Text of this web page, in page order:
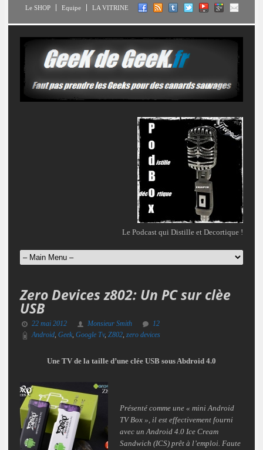
Le SHOP Equipe LA VITRINE
Le Podcast qui Distille et Decortique !
Zero Devices z802: Un PC sur clèe
USB
22 mai 2012 Monsieur Smith
12
Android, Geek, Google Tv, Z802, zero devices
Une TV de la taille d’une clée USB sous Abdroid 4.0
Présenté comme une « mini Android
TV Box », il est effectivement fourni
avec un Android 4.0 Ice Cream
Sandwich (ICS) prêt à l’emploi. Faute